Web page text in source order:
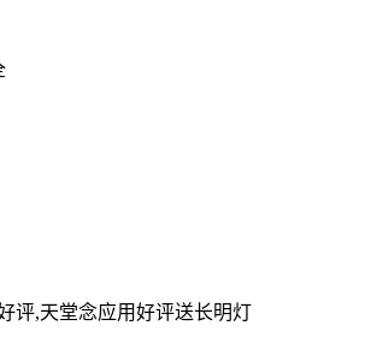
评,天堂念应用好评送长明灯